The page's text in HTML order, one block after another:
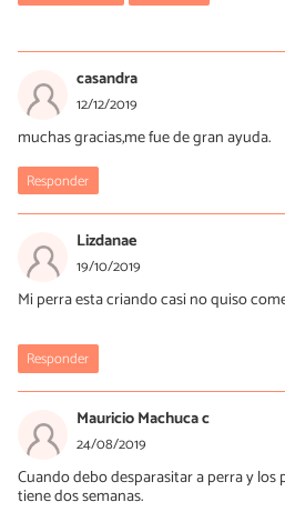
23/03/2020
Leí que lo más recomendable es 2
cuidándola muchísimo de
casandra
12/12/2019
muchas gracias,me fue de gran ayuda.
Responder
Lizdanae
19/10/2019
Mi perra esta criando casi no quiso
Responder
Mauricio Machuca c
24/08/2019
Cuando debo desparasitar a perra y los
tiene dos semanas.